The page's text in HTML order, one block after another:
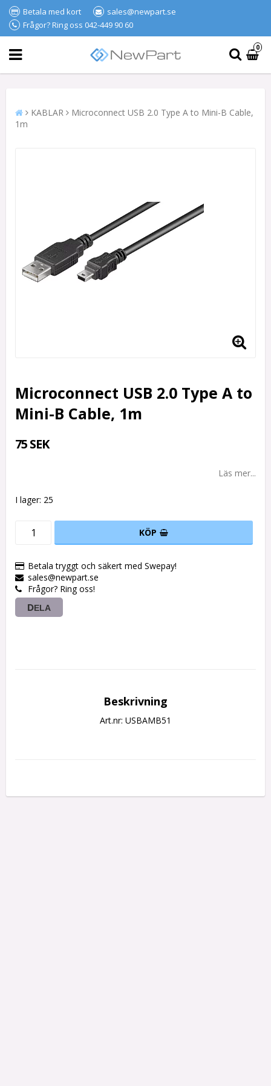
Betala med kort
sales@newpart.se
Frågor? Ring oss 042-449 90 60
0
KABLAR
Microconnect USB 2.0 Type A to Mini-B Cable,
1m
Microconnect USB 2.0 Type A to
Mini-B Cable, 1m
75 SEK
Läs mer...
I lager: 25
KÖP
Betala tryggt och säkert med Swepay!
sales@newpart.se
Frågor? Ring oss!
DELA
Beskrivning
Art.nr: USBAMB51